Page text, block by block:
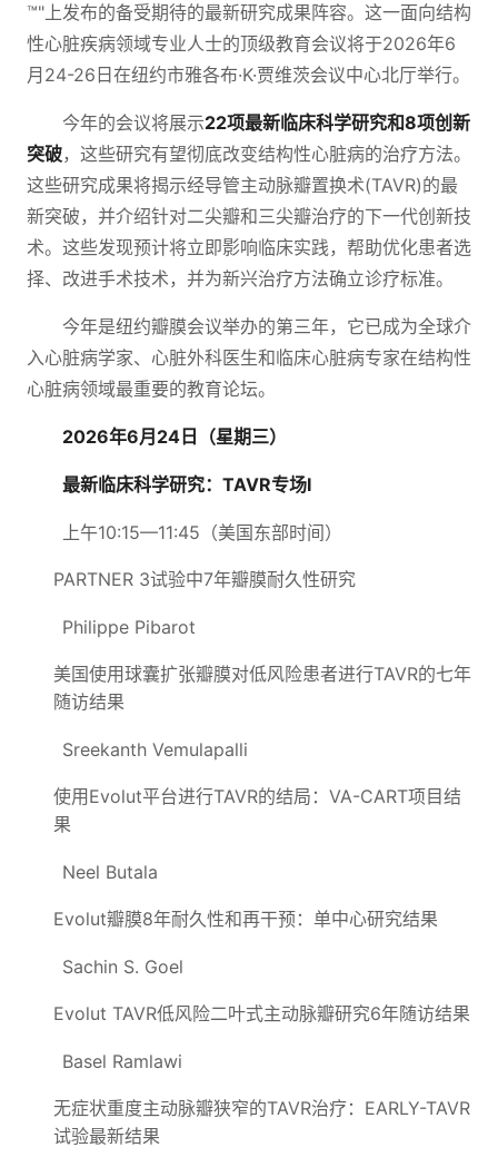
™"上发布的备受期待的最新研究成果阵容。这一面向结构
性心脏疾病领域专业人士的顶级教育会议将于2026年6
月24-26日在纽约市雅各布·K·贾维茨会议中心北厅举行。
今年的会议将展示22项最新临床科学研究和8项创新
突破，这些研究有望彻底改变结构性心脏病的治疗方法。
这些研究成果将揭示经导管主动脉瓣置换术(TAVR)的最
新突破，并介绍针对二尖瓣和三尖瓣治疗的下一代创新技
术。这些发现预计将立即影响临床实践，帮助优化患者选
择、改进手术技术，并为新兴治疗方法确立诊疗标准。
今年是纽约瓣膜会议举办的第三年，它已成为全球介
入心脏病学家、心脏外科医生和临床心脏病专家在结构性
心脏病领域最重要的教育论坛。
2026年6月24日（星期三）
最新临床科学研究：TAVR专场I
上午10:15—11:45（美国东部时间）
PARTNER 3试验中7年瓣膜耐久性研究
Philippe Pibarot
美国使用球囊扩张瓣膜对低风险患者进行TAVR的七年
随访结果
Sreekanth Vemulapalli
使用Evolut平台进行TAVR的结局：VA-CART项目结
果
Neel Butala
Evolut瓣膜8年耐久性和再干预：单中心研究结果
Sachin S. Goel
Evolut TAVR低风险二叶式主动脉瓣研究6年随访结果
Basel Ramlawi
无症状重度主动脉瓣狭窄的TAVR治疗：EARLY-TAVR
试验最新结果